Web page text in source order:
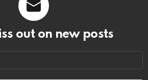
out on new posts